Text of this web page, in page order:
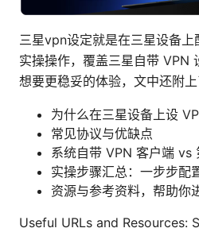
三星vpn设定就是在三星设备
实操操作，覆盖三星自带 VPN
想要更稳妥的体验，文中还附
为什么在三星设备上设
常见协议与优缺点
系统自带 VPN 客户端 vs
实操步骤汇总：一步步配
资源与参考资料，帮助你
Useful URLs and